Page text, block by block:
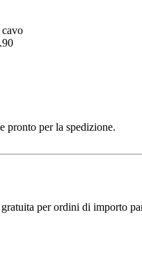
pronto per la spedizione.
per ordini di importo